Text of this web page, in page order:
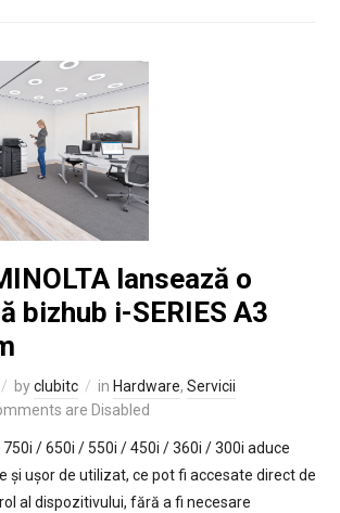
lansează o
bizhub i-SERIES A3
byclubitc in Hardware, Servicii
are Disabled
750i / 650i / 550i / 450i / 360i / 300i aduce
și ușor de utilizat, ce pot fi accesate direct de
al dispozitivului, fără a fi necesare